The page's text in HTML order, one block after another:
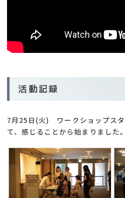
活動記録
7月25日(火) ワークショップス
て、感じることから始まりました。